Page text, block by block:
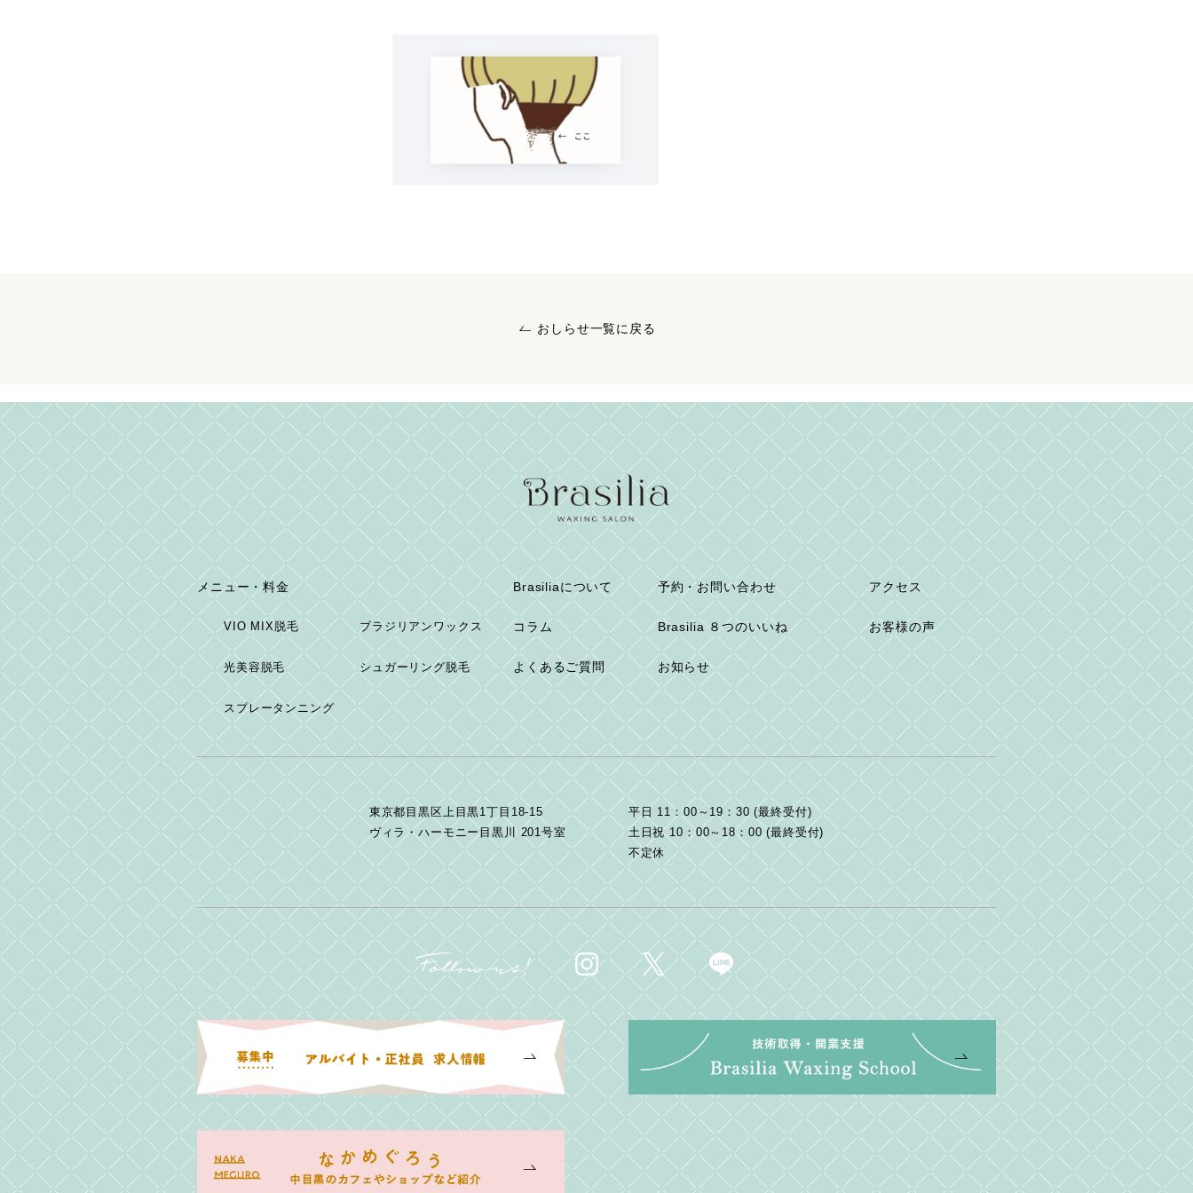
おしらせ一覧に戻る
メニュー・料金
VIO MIX脱毛 ブラジリアンワックス
光美容脱毛 シュガーリング脱毛
スプレータンニング
Brasiliaについて
コラム
よくあるご質問
予約・お問い合わせ
Brasilia ８つのいいね
お知らせ
アクセス
お客様の声
東京都目黒区上目黒1丁目18-15
ヴィラ・ハーモニー目黒川 201号室
平日 11：00～19：30 (最終受付)
土日祝 10：00～18：00 (最終受付)
不定休